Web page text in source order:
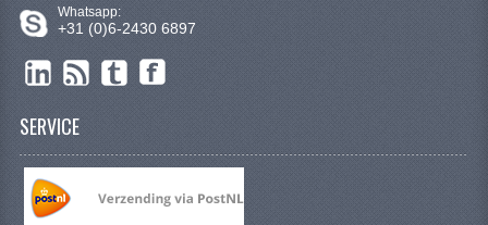
BODY KAPPEN EN FRAME
GEREEDSCHAP
KABELS
Whatsapp:
+31 (0)6-2430 6897
SERVICE